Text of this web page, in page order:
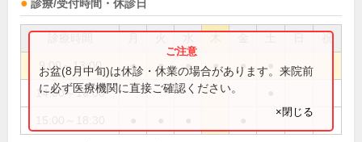
診療/受付時間・休診日
祝
9:00～13:00 ● ● ● ● ●
14:00～16:00
お盆(8月中旬)は休診・休業の場合があります。来院前
に必ず医療機関に直接ご確認ください。
×閉じる